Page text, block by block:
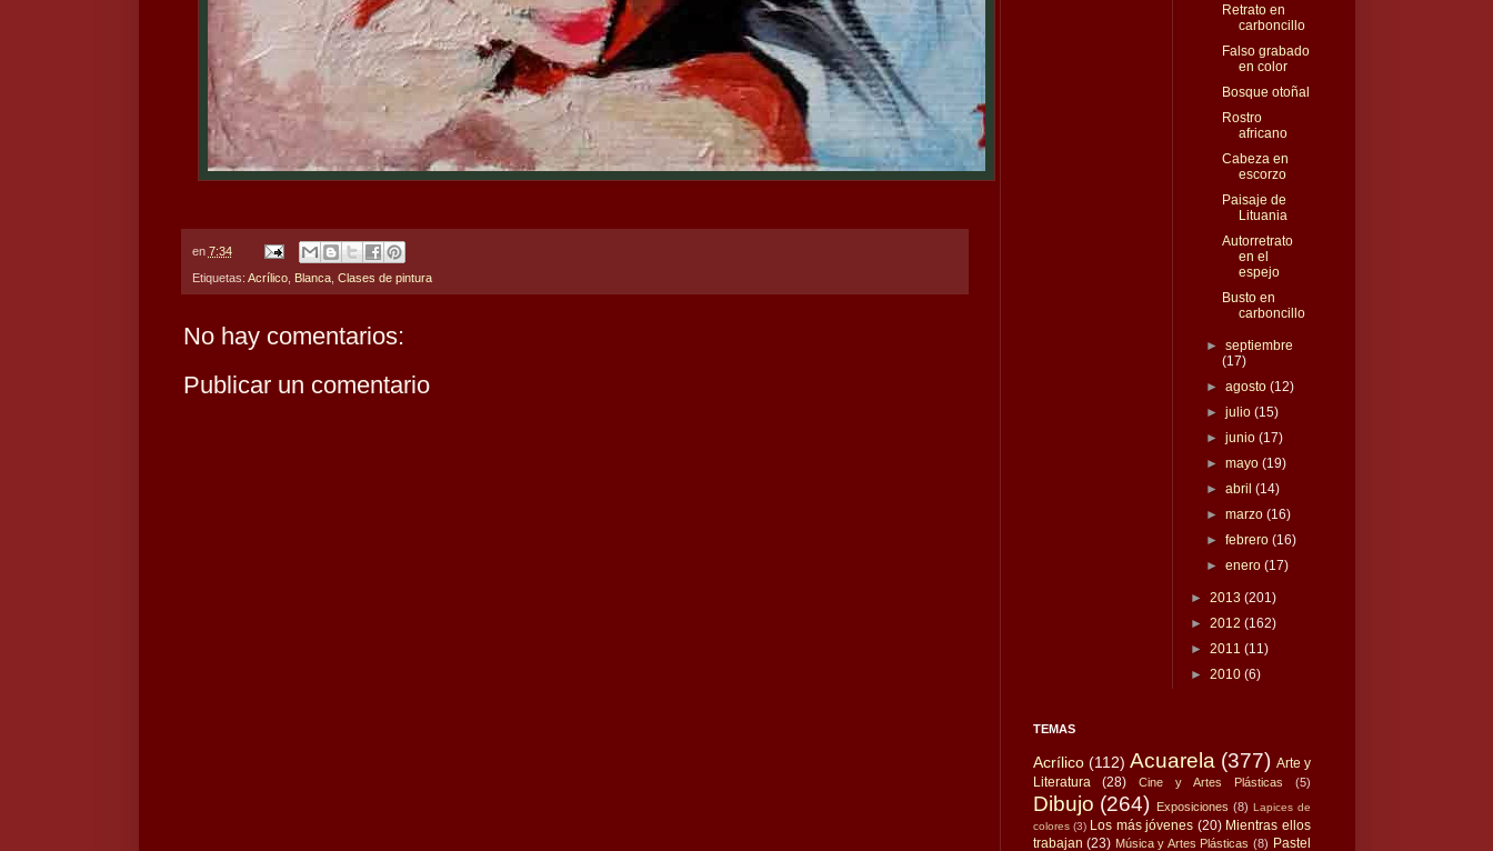
en 7:34
Etiquetas: Acrílico, Blanca, Clases de pintura
No hay comentarios:
Publicar un comentario
Retrato en
carboncillo
Falso grabado
en color
Bosque otoñal
Rostro
africano
Cabeza en
escorzo
Paisaje de
Lituania
Autorretrato
en el
espejo
Busto en
carboncillo
► septiembre
(17)
► agosto (12)
► julio (15)
► junio (17)
► mayo (19)
► abril (14)
► marzo (16)
► febrero (16)
► enero (17)
► 2013 (201)
► 2012 (162)
► 2011 (11)
► 2010 (6)
TEMAS
Acrílico (112) Acuarela (377) Arte y
Literatura
(28) Cine y Artes Plásticas (5)
Dibujo (264) Exposiciones (8) Lapices de
colores (3) Los más jóvenes (20) Mientras ellos
trabajan (23) Música y Artes Plásticas (8) Pastel